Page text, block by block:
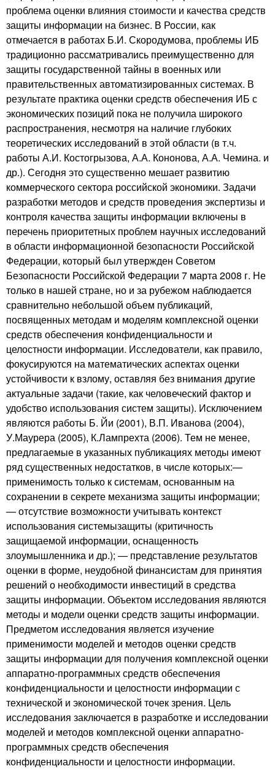
проблема оценки влияния стоимости и качества средств
защиты информации на бизнес. В России, как
отмечается в работах Б.И. Скородумова, проблемы ИБ
традиционно рассматривались преимущественно для
защиты государственной тайны в военных или
правительственных автоматизированных системах. В
результате практика оценки средств обеспечения ИБ с
экономических позиций пока не получила широкого
распространения, несмотря на наличие глубоких
теоретических исследований в этой области (в т.ч.
работы А.И. Костогрызова, А.А. Кононова, А.А. Чемина. и
др.). Сегодня это существенно мешает развитию
коммерческого сектора российской экономики. Задачи
разработки методов и средств проведения экспертизы и
контроля качества защиты информации включены в
перечень приоритетных проблем научных исследований
в области информационной безопасности Российской
Федерации, который был утвержден Советом
Безопасности Российской Федерации 7 марта 2008 г. Не
только в нашей стране, но и за рубежом наблюдается
сравнительно небольшой объем публикаций,
посвященных методам и моделям комплексной оценки
средств обеспечения конфиденциальности и
целостности информации. Исследователи, как правило,
фокусируются на математических аспектах оценки
устойчивости к взлому, оставляя без внимания другие
актуальные задачи (такие, как человеческий фактор и
удобство использования систем защиты). Исключением
являются работы Б. Йи (2001), В.П. Иванова (2004),
У.Маурера (2005), К.Лампрехта (2006). Тем не менее,
предлагаемые в указанных публикациях методы имеют
ряд существенных недостатков, в числе которых:—
применимость только к системам, основанным на
сохранении в секрете механизма защиты информации;
— отсутствие возможности учитывать контекст
использования системызащиты (критичность
защищаемой информации, оснащенность
злоумышленника и др.); — представление результатов
оценки в форме, неудобной финансистам для принятия
решений о необходимости инвестиций в средства
защиты информации. Объектом исследования являются
методы и модели оценки средств защиты информации.
Предметом исследования является изучение
применимости моделей и методов оценки средств
защиты информации для получения комплексной оценки
аппаратно-программных средств обеспечения
конфиденциальности и целостности информации с
технической и экономической точек зрения. Цель
исследования заключается в разработке и исследовании
моделей и методов комплексной оценки аппаратно-
программных средств обеспечения
конфиденциальности и целостности информации.